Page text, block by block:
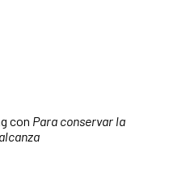
con Para conservar la